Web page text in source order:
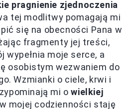
pragnienie zjednoczenia
tej modlitwy pomagają mi
się na obecności Pana w
fragmenty jej treści,
wypełnia moje serce, a
osobistym wezwaniem do
Wzmianki o ciele, krwi i
mi owielkiej
mojej codzienności staję